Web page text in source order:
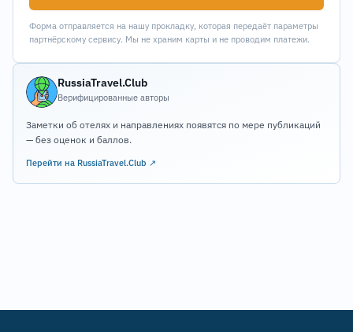
Форма отправляется на нашу прокладку, которая передаёт параметры
партнёрскому сервису. Мы не храним карты и не проводим платежи.
RussiaTravel.Club
Верифицированные авторы
Заметки об отелях и направлениях появятся по мере публикаций
— без оценок и баллов.
Перейти на RussiaTravel.Club ↗